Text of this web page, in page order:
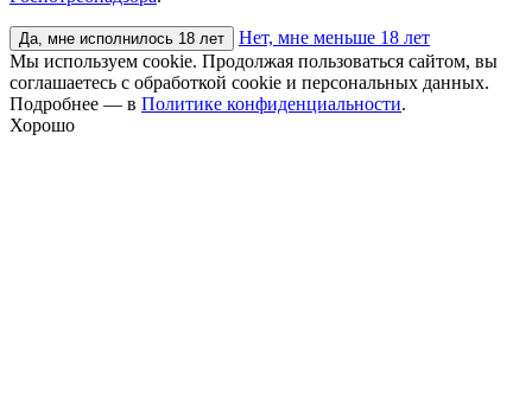
Да, мне исполнилось 18 лет
Нет, мне меньше 18 лет
Мы используем cookie. Продолжая пользоваться сайтом, вы
соглашаетесь с обработкой cookie и персональных данных.
Подробнее — в Политике конфиденциальности.
Хорошо